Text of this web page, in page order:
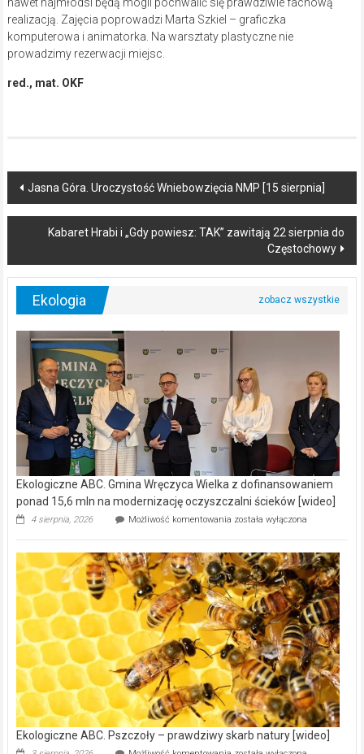
realizacją. Zajęcia poprowadzi Marta Szkiel – graficzka
komputerowa i animatorka. Na warsztaty plastyczne nie
prowadzimy rezerwacji miejsc.
red., mat. OKF
Post
navigation
Jasna Góra. Uroczystość Wniebowzięcia NMP [15 sierpnia]
Kabaret Hrabi i „Gdy powiesz: TAK” zawitają 22 sierpnia do
Częstochowy
Ekologia
Ekologiczne ABC. Gmina Wręczyca Wielka z dofinansowaniem
ponad 15,6 mln na modernizację oczyszczalni ścieków [wideo]
4 sierpnia, 2026 Możliwość komentowania Ekologiczne
Wręczyca
Wielka
z
dofinansowaniem
ponad
15,6
mln
na
modernizację
oczyszczalni
ścieków
[wideo]
została wyłączona
Ekologiczne ABC. Pszczoły – prawdziwy skarb natury [wideo]